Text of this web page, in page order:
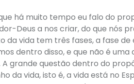
há muito tempo eu falo do
Deus a nos criar, do que nós
da vida tem três fases, a fase
dentro disso, e que não é
grande questão dentro do
da vida, isto é, a vida está no